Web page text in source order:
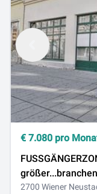
€ 7.080 pro
oder Ordination
2700 Wiener